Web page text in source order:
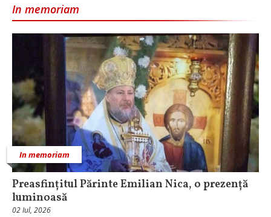
In memoriam
In memoriam
Preasfințitul Părinte Emilian Nica, o prezență
luminoasă
02 Iul, 2026